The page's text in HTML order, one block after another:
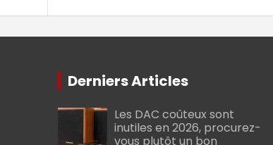
Derniers Articles
Les DAC coûteux sont
inutiles en 2026, procurez-
vous plutôt un bon